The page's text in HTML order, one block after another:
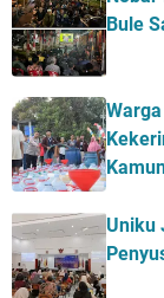
Bule
Uniku